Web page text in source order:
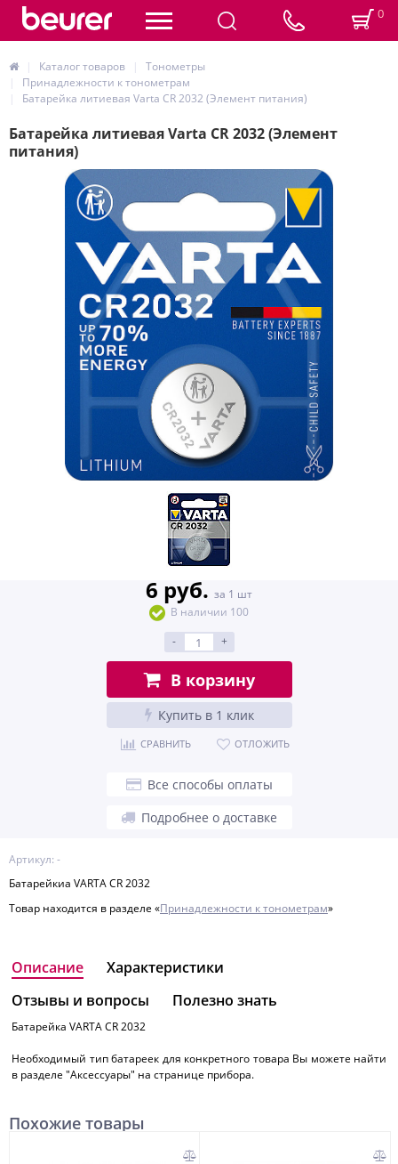
0
Каталог товаров
Тонометры
Принадлежности к тонометрам
Батарейка литиевая Varta CR 2032 (Элемент питания)
Батарейка литиевая Varta CR 2032 (Элемент
питания)
Артикул: -
Батарейкиа VARTA CR 2032
Товар находится в разделе «Принадлежности к тонометрам»
6 руб. за 1 шт
В наличии 100
-
+
В корзину
Купить в 1 клик
СРАВНИТЬ ОТЛОЖИТЬ
Все способы оплаты
Подробнее о доставке
Описание
Характеристики
Отзывы и вопросы
Полезно знать
Батарейка VARTA CR 2032
Необходимый тип батареек для конкретного товара Вы можете найти
в разделе "Аксессуары" на странице прибора.
Похожие товары